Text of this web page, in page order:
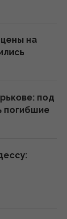
Яру, –
Киеву
цели
удар по
на
под
погибшие